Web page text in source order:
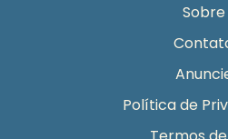
Sobre
Política de